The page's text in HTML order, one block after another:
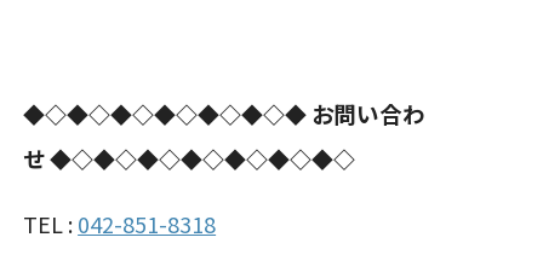
◆◇◆◇◆◇◆◇◆◇◆◇◆お問い合わ
せ◆◇◆◇◆◇◆◇◆◇◆◇◆◇
TEL :042-851-8318